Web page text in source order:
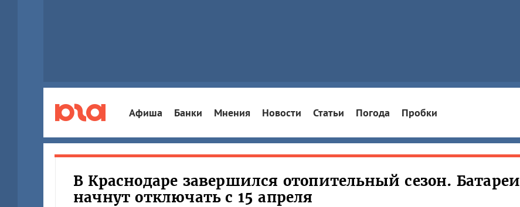
Афиша Банки Мнения Новости Статьи Погода Пробки
В Краснодаре завершился отопительный сезон. Батареи
начнут отключать c 15 апреля